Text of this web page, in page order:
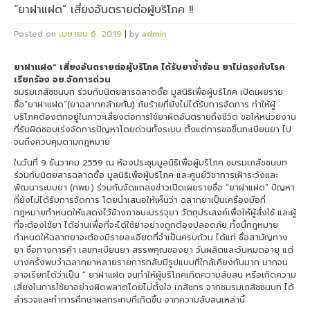
“ยาฝาแฝด” เสี่ยงอันตรายต่อผู้บริโภค !!
Posted on เมษายน 6, 2019 | by admin
ยาฝาแฝด” เสี่ยงอันตรายต่อผู้บริโภค ได้รับยาซ้ำซ้อน ยาไม่ตรงกับโรค
เรียกร้อง อย.จัดการด่วน
ชมรมเภสัชชนบท ร่วมกับนิตยสารฉลาดซื้อ มูลนิธิเพื่อผู้บริโภค เปิดเผยราย
ชื่อ”ยาฝาแฝด”(ยาฉลากคล้ายกัน) ภัยร้ายที่ยังไม่ได้รับการจัดการ ทำให้ผู้
บริโภคต้องตกอยู่ในภาวะเสี่ยงต่อการใช้ยาผิดอันตรายถึงชีวิต ขอให้หน่วยงาน
ที่รับผิดชอบเร่งจัดการปัญหาโดยด่วนทั้งระบบ ตั้งแต่การขอขึ้นทะเบียนยา ไป
จนถึงควบคุมตามกฎหมาย
ในวันที่ 9 ธันวาคม 2559 ณ ห้องประชุมมูลนิธิเพื่อผู้บริโภค ชมรมเภสัชชนบท
ร่วมกับนิตยสารฉลาดซื้อ มูลนิธิเพื่อผู้บริโภค และศูนย์วิชาการเฝ้าระวังและ
พัฒนาระบบยา (กพย.) ร่วมกันจัดแถลงข่าวเปิดเผยรายชื่อ “ยาฝาแฝด” ปัญหา
ที่ยังไม่ได้รับการจัดการ โดยนำเสนอให้เห็นว่า ฉลากยาเป็นเครื่องมือที่
กฎหมายกำหนดให้แสดงไว้ข้างภาชนะบรรจุยา วัตถุประสงค์เพื่อให้ผู้สั่งใช้ และผู้
ที่จะต้องใช้ยา ได้อ่านเพื่อที่จะได้ใช้ยาอย่างถูกต้องปลอดภัย ทั้งนี้กฎหมาย
กำหนดให้ฉลากยาจะต้องมีรายละเอียดที่จำเป็นครบถ้วน ได้แก่ ชื่อสามัญทาง
ยา ชื่อทางการค้า เลขทะเบียนยา สรรพคุณของยา วันผลิตและวันหมดอายุ แต่
บางครั้งพบว่าฉลากยาหลายรายการกลับมีรูปแบบที่ใกล้เคียงกันมาก มากจน
อาจเรียกได้ว่าเป็น “ ยาฝาแฝด จนทำให้ผู้บริโภคเกิดความสับสน หรือเกิดความ
เสี่ยงในการใช้ยาอย่างผิดพลาดโดยไม่ตั้งใจ เภสัชกร จากชมรมเภสัชชนบท ได้
สำรวจและทำการศึกษาผลกระทบที่เกิดขึ้น จากความสับสนเหล่านี้